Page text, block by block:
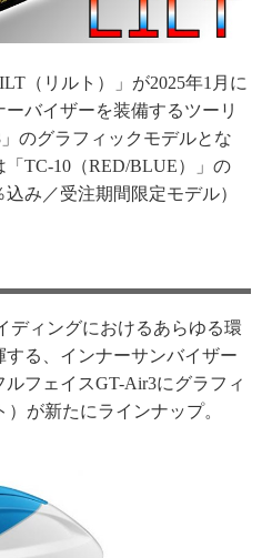
（リルト）」が2025年1月に
バイザーを装備するツーリ
のグラフィックモデルとな
TC-10（RED/BLUE）」の
み／受注期間限定モデル）
ディングにおけるあらゆる環
る、インナーサンバイザー
フェイスGT-Air3にグラフィ
が新たにラインナップ。